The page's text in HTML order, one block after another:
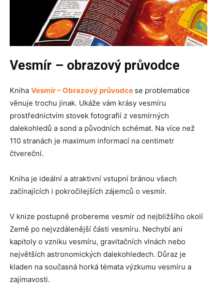
Vesmír – obrazový průvodce
Kniha Vesmír – Obrazový průvodce se problematice
věnuje trochu jinak. Ukáže vám krásy vesmíru
prostřednictvím stovek fotografií z vesmírných
dalekohledů a sond a původních schémat. Na více než
110 stranách je maximum informací na centimetr
čtvereční.
Kniha je ideální a atraktivní vstupní bránou všech
začínajících i pokročilejších zájemců o vesmír.
V knize postupně probereme vesmír od nejbližšího okolí
Země po nejvzdálenější části vesmíru. Nechybí ani
kapitoly o vzniku vesmíru, gravitačních vlnách nebo
největších astronomických dalekohledech. Důraz je
kladen na současná horká témata výzkumu vesmíru a
zajímavosti.